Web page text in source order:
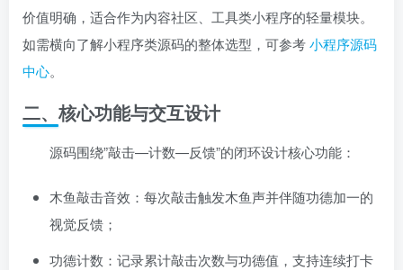
价值明确，适合作为内容社区、工具类小程序的轻量模块。
如需横向了解小程序类源码的整体选型，可参考小程序源码
中心。
二、核心功能与交互设计
源码围绕”敲击—计数—反馈”的闭环设计核心功能：
木鱼敲击音效：每次敲击触发木鱼声并伴随功德加一的
视觉反馈；
功德计数：记录累计敲击次数与功德值，支持连续打卡